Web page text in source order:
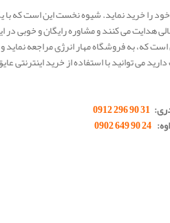
را خرید نماید. شیوه نخست این است که
می کنند و مشاوره رایگان و خوبی در
که، به فروشگاه مهار انرژی مراجعه
می توانید با استفاده از خرید اینترنتی
31 90 296 0912
24 90 649 0902